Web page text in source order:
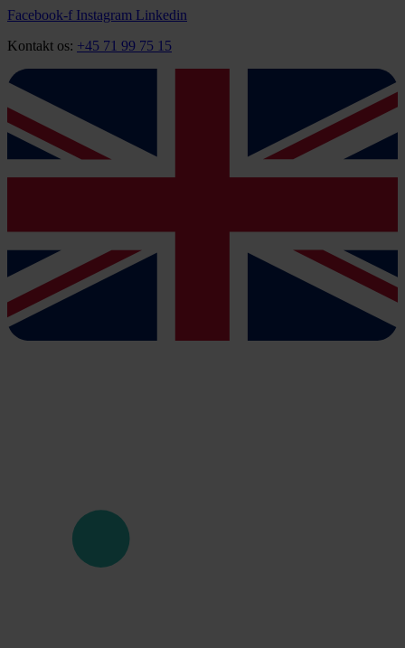
Videre
indhold
Facebook-f Instagram Linkedin
Kontakt os: +45 71 99 75 15